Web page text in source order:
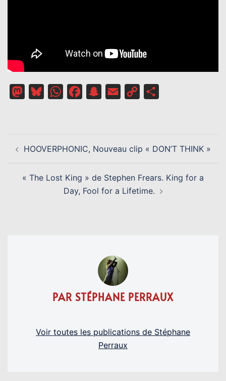
MastodonBlueskyWhatsAppFacebookSnapchat
Email
Copy
D’ARTICLE
HOOVERPHONIC, Nouveau clip « DON’T THINK »
« The Lost King » de Stephen Frears. King for a
Day, Fool for a Lifetime.
PAR STÉPHANE PERRAUX
Voir toutes les publications de Stéphane
Perraux